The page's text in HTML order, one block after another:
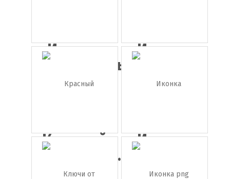
Иконка
автомобиль
Иконка
кабриолет
Красный
спортивны...
Иконка
школьный
а...